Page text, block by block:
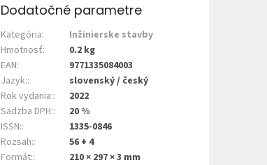
Dodatočné parametre
Kategória:
Inžinierske stavby
Hmotnosť:
0.2 kg
EAN:
9771335084003
Jazyk::
slovenský / český
Rok vydania::
2022
Sadzba DPH::
20 %
ISSN::
1335-0846
Rozsah::
56 + 4
Formát:: 210 × 297 × 3 mm